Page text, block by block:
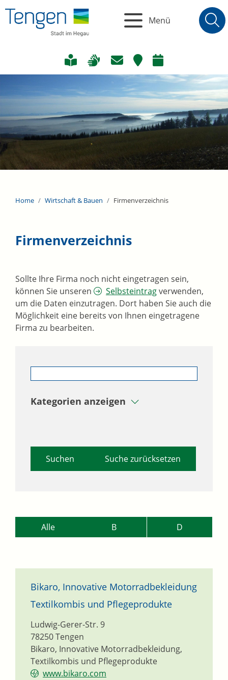
Menü
Home Wirtschaft & Bauen Firmenverzeichnis
Firmenverzeichnis
Sollte Ihre Firma noch nicht eingetragen sein,
können Sie unseren
Selbsteintragverwenden,
um die Daten einzutragen. Dort haben Sie auch die
Möglichkeit eine bereits von Ihnen eingetragene
Firma zu bearbeiten.
Kategorien anzeigen
Suche zurücksetzen
Alle B D
Bikaro, Innovative Motorradbekleidung
Textilkombis und Pflegeprodukte
Bikaro, Innovative Motorradbekleidung,
Textilkombis und Pflegeprodukte
Ludwig-Gerer-Str. 9
78250Tengen
www.bikaro.com